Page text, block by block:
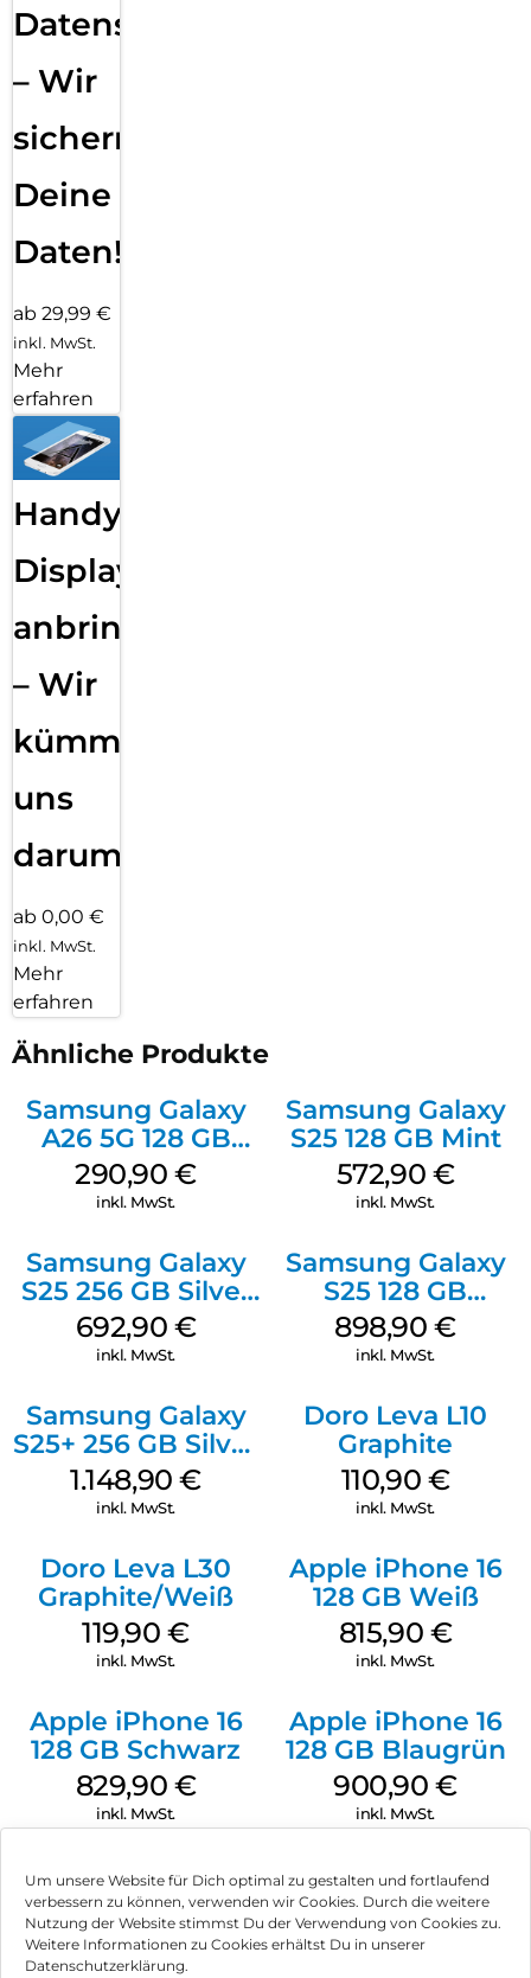
Um unsere Website für Dich optimal zu gestalten und fortlaufend
verbessern zu können, verwenden wir Cookies. Durch die weitere
Nutzung der Website stimmst Du der Verwendung von Cookies zu.
Weitere Informationen zu Cookies erhältst Du in unserer
Datenschutzerklärung.
Datensicherung
– Wir
sichern
Deine
Daten!
ab 29,99 €
inkl. MwSt.
Mehr
erfahren
Handy
Displayfolie
anbringen
– Wir
kümmern
uns
darum!
ab 0,00 €
inkl. MwSt.
Mehr
erfahren
Ähnliche Produkte
Samsung Galaxy
A26 5G 128 GB
White
290,90€
inkl. MwSt.
Samsung Galaxy
S25 128 GB Mint
572,90 €
inkl. MwSt.
Samsung Galaxy
S25 256 GB Silver
Shadow
692,90 €
inkl. MwSt.
Samsung Galaxy
S25 128 GB
Icyblue
898,90€
inkl. MwSt.
Samsung Galaxy
S25+ 256 GB Silver
Shadow
1.148,90€
inkl. MwSt.
Doro Leva L10
Graphite
110,90 €
inkl. MwSt.
Doro Leva L30
Graphite/Weiß
119,90€
inkl. MwSt.
Apple iPhone 16
128 GB Weiß
815,90 €
inkl. MwSt.
Apple iPhone 16
128 GB Schwarz
829,90 €
inkl. MwSt.
Apple iPhone 16
128 GB Blaugrün
900,90€
inkl. MwSt.
Impressum